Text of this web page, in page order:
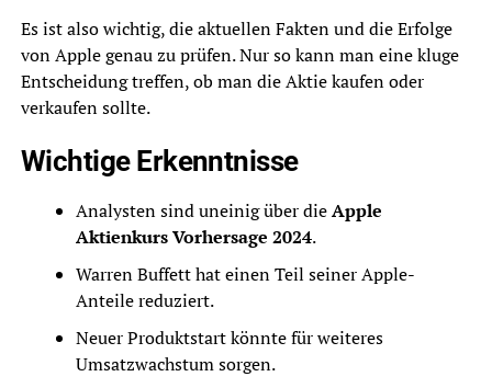
Es ist also wichtig, die aktuellen Fakten und die Erfolge
von Apple genau zu prüfen. Nur so kann man eine kluge
Entscheidung treffen, ob man die Aktie kaufen oder
verkaufen sollte.
Wichtige Erkenntnisse
Analysten sind uneinig über dieApple
Aktienkurs Vorhersage 2024.
Warren Buffett hat einen Teil seiner Apple-
Anteile reduziert.
Neuer Produktstart könnte für weiteres
Umsatzwachstum sorgen.